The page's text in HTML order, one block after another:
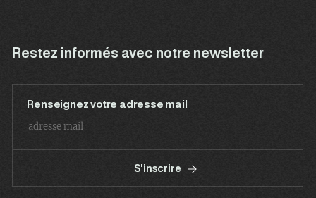
Restez informés avec notre newsletter
Renseignez votre adresse mail
S'inscrire